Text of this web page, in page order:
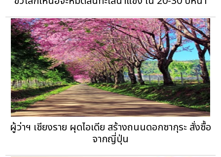
ผู้ว่าฯ เชียงราย ผุดไอเดีย สร้างถนนดอกซากุระ สั่งซื้อ
จากญี่ปุ่น